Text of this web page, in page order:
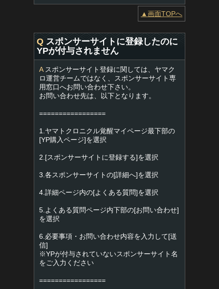
▲画面TOPへ
Q スポンサーサイトに登録したのに
YPが付与されません
Aスポンサーサイト登録に関しては、ヤマク
ロ運営チームではなく、スポンサーサイト専
用窓口へお問い合わせ下さい。
お問い合わせ先は、以下となります。
=================
1.ヤマトクロニクル覚醒マイページ最下部の
[YP購入ページ]を選択
2.[スポンサーサイトに登録する]を選択
3.各スポンサーサイトの[詳細へ]を選択
4.詳細ページ内の[よくある質問]を選択
5.よくある質問ページ内下部の[お問い合わせ]
を選択
6.必要事項・お問い合わせ内容を入力して[送
信]
※YPが付与されていないスポンサーサイト名
をご入力ください
=================